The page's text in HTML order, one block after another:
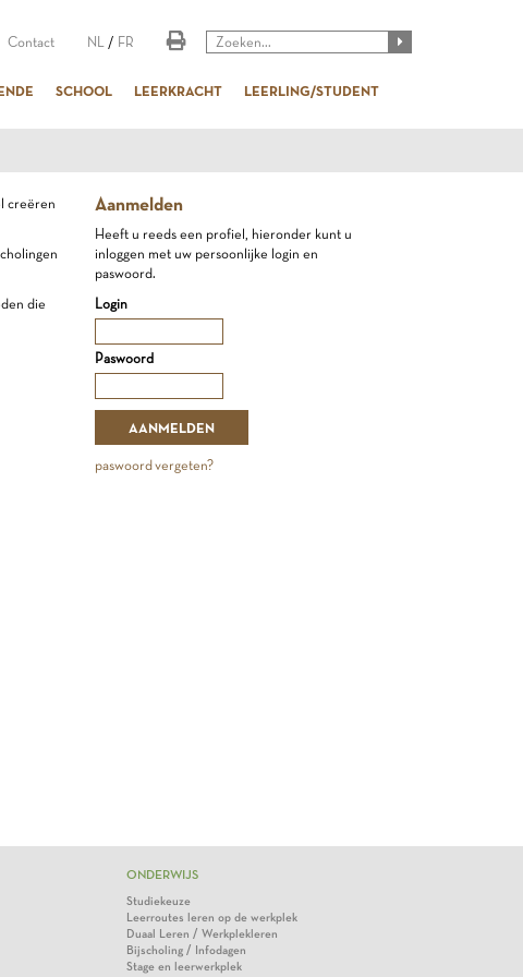
Contact NL / FR
SCHOOL LEERKRACHT LEERLING/STUDENT
creëren
die
Aanmelden
Heeft u reeds een profiel, hieronder kunt u
inloggen met uw persoonlijke login en
paswoord.
Login
Paswoord
paswoord vergeten?
ONDERWIJS
Studiekeuze
Leerroutes leren op de werkplek
Duaal Leren / Werkplekleren
Bijscholing / Infodagen
Stage en leerwerkplek